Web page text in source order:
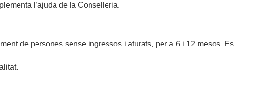
l’ajuda de la Conselleria.
de persones sense ingressos i aturats, per a 6 i 12 mesos. Es